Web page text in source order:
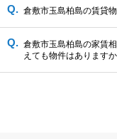
倉敷市玉島柏島の賃貸
倉敷市玉島柏島の家賃
えても物件はありますか